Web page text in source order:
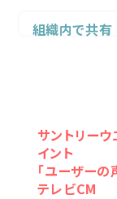
組織内で共有
サントリー
イント
「ユーザーの
テレビCM